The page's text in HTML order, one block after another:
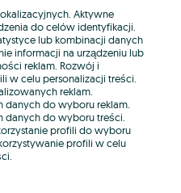
Aktywne
do celów identyfikacji.
lub kombinacji danych
informacji na urządzeniu lub
reklam. Rozwój i
w celu personalizacji treści.
reklam.
danych do wyboru reklam.
danych do wyboru treści.
profili do wyboru
profili w celu